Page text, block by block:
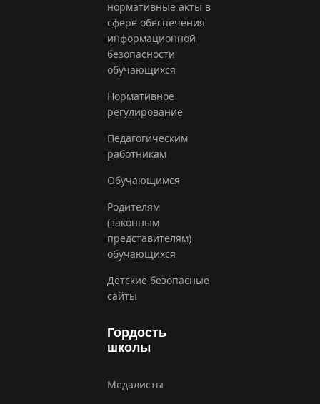
нормативные акты в
сфере обеспечения
информационной
безопасности
обучающихся
Нормативное
регулирование
Педагогическим
работникам
Обучающимся
Родителям
(законным
представителям)
обучающихся
Детские безопасные
сайты
Гордость
школы
Медалисты